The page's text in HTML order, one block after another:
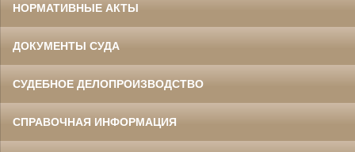
НОРМАТИВНЫЕ АКТЫ
ДОКУМЕНТЫ СУДА
СУДЕБНОЕ ДЕЛОПРОИЗВОДСТВО
СПРАВОЧНАЯ ИНФОРМАЦИЯ